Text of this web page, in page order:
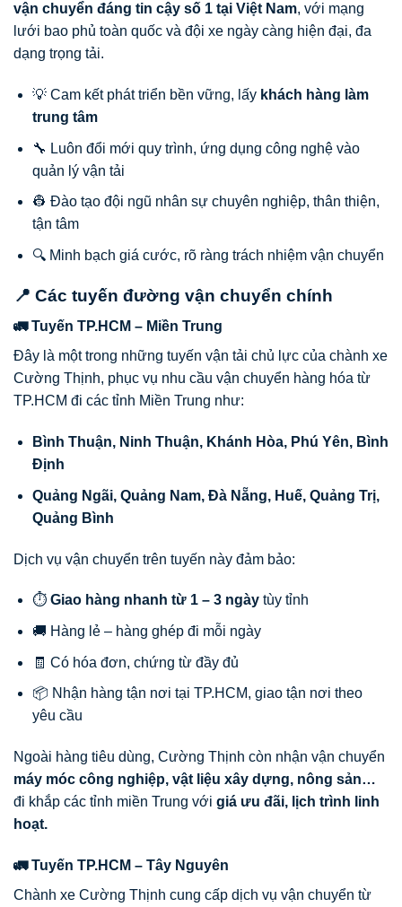
vận chuyển đáng tin cậy số 1 tại Việt Nam, với mạng
lưới bao phủ toàn quốc và đội xe ngày càng hiện đại, đa
dạng trọng tải.
💡 Cam kết phát triển bền vững, lấy khách hàng làm
trung tâm
🔧 Luôn đổi mới quy trình, ứng dụng công nghệ vào
quản lý vận tải
👷 Đào tạo đội ngũ nhân sự chuyên nghiệp, thân thiện,
tận tâm
🔍 Minh bạch giá cước, rõ ràng trách nhiệm vận chuyển
📍 Các tuyến đường vận chuyển chính
🚛 Tuyến TP.HCM – Miền Trung
Đây là một trong những tuyến vận tải chủ lực của chành xe
Cường Thịnh, phục vụ nhu cầu vận chuyển hàng hóa từ
TP.HCM đi các tỉnh Miền Trung như:
Bình Thuận, Ninh Thuận, Khánh Hòa, Phú Yên, Bình
Định
Quảng Ngãi, Quảng Nam, Đà Nẵng, Huế, Quảng Trị,
Quảng Bình
Dịch vụ vận chuyển trên tuyến này đảm bảo:
⏱️ Giao hàng nhanh từ 1 – 3 ngàytùy tỉnh
🚚 Hàng lẻ – hàng ghép đi mỗi ngày
🧾 Có hóa đơn, chứng từ đầy đủ
📦 Nhận hàng tận nơi tại TP.HCM, giao tận nơi theo
yêu cầu
Ngoài hàng tiêu dùng, Cường Thịnh còn nhận vận chuyển
máy móc công nghiệp, vật liệu xây dựng, nông sản…
đi khắp các tỉnh miền Trung với giá ưu đãi, lịch trình linh
hoạt.
🚛 Tuyến TP.HCM – Tây Nguyên
Chành xe Cường Thịnh cung cấp dịch vụ vận chuyển từ